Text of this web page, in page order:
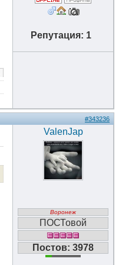
Репутация: 1
#343236
ValenJap
Воронеж
ПОСТовой
Постов: 3978